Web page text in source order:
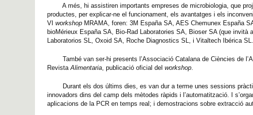
A més, hi assistiren importants empreses de microbiologia, que
productes, per explicar-ne el funcionament, els avantatges i els
VI workshop MRAMA, foren: 3M España SA, AES Chemunex España
bioMérieux España SA, Bio-Rad Laboratories SA, Bioser SA (que
Laboratorios SL, Oxoid SA, Roche Diagnostics SL, i Vitaltech Ibérica
També van ser-hi presents l’Associació Catalana de Ciències de
RevistaAlimentaria, publicació oficial del workshop.
Durant els dos últims dies, es van dur a terme unes sessions
innovadors dins del camp dels mètodes ràpids i l’automatització. I
aplicacions de la PCR en temps real; i demostracions sobre extracció